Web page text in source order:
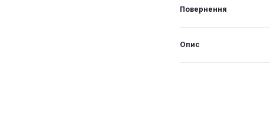
Повернення
Опис